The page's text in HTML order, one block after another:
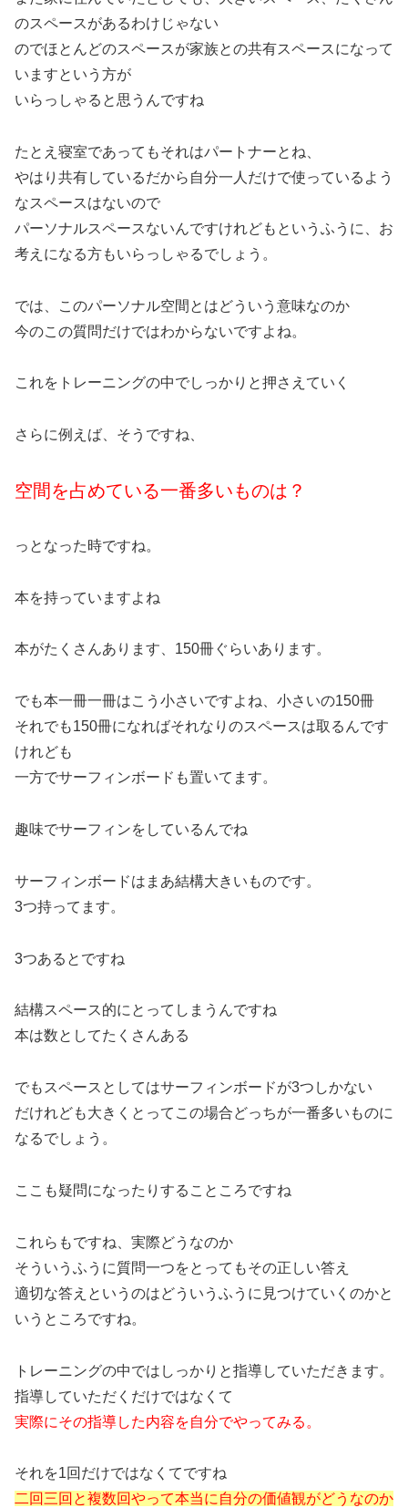
のスペースがあるわけじゃない
のでほとんどのスペースが家族との共有スペースになって
いますという方が
いらっしゃると思うんですね
たとえ寝室であってもそれはパートナーとね、
やはり共有しているだから自分一人だけで使っているよう
なスペースはないので
パーソナルスペースないんですけれどもというふうに、お
考えになる方もいらっしゃるでしょう。
では、このパーソナル空間とはどういう意味なのか
今のこの質問だけではわからないですよね。
これをトレーニングの中でしっかりと押さえていく
さらに例えば、そうですね、
空間を占めている一番多いものは？
っとなった時ですね。
本を持っていますよね
本がたくさんあります、150冊ぐらいあります。
でも本一冊一冊はこう小さいですよね、小さいの150冊
それでも150冊になればそれなりのスペースは取るんです
けれども
一方でサーフィンボードも置いてます。
趣味でサーフィンをしているんでね
サーフィンボードはまあ結構大きいものです。
3つ持ってます。
3つあるとですね
結構スペース的にとってしまうんですね
本は数としてたくさんある
でもスペースとしてはサーフィンボードが3つしかない
だけれども大きくとってこの場合どっちが一番多いものに
なるでしょう。
ここも疑問になったりすることころですね
これらもですね、実際どうなのか
そういうふうに質問一つをとってもその正しい答え
適切な答えというのはどういうふうに見つけていくのかと
いうところですね。
トレーニングの中ではしっかりと指導していただきます。
指導していただくだけではなくて
実際にその指導した内容を自分でやってみる。
それを1回だけではなくてですね
二回三回と複数回やって本当に自分の価値観がどうなのか